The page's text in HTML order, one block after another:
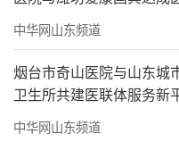
中华网山东频道
烟台市奇山医院与山东城
卫生所共建医联体服务新
百千万青年防痨科普小屋
中华网山东频道